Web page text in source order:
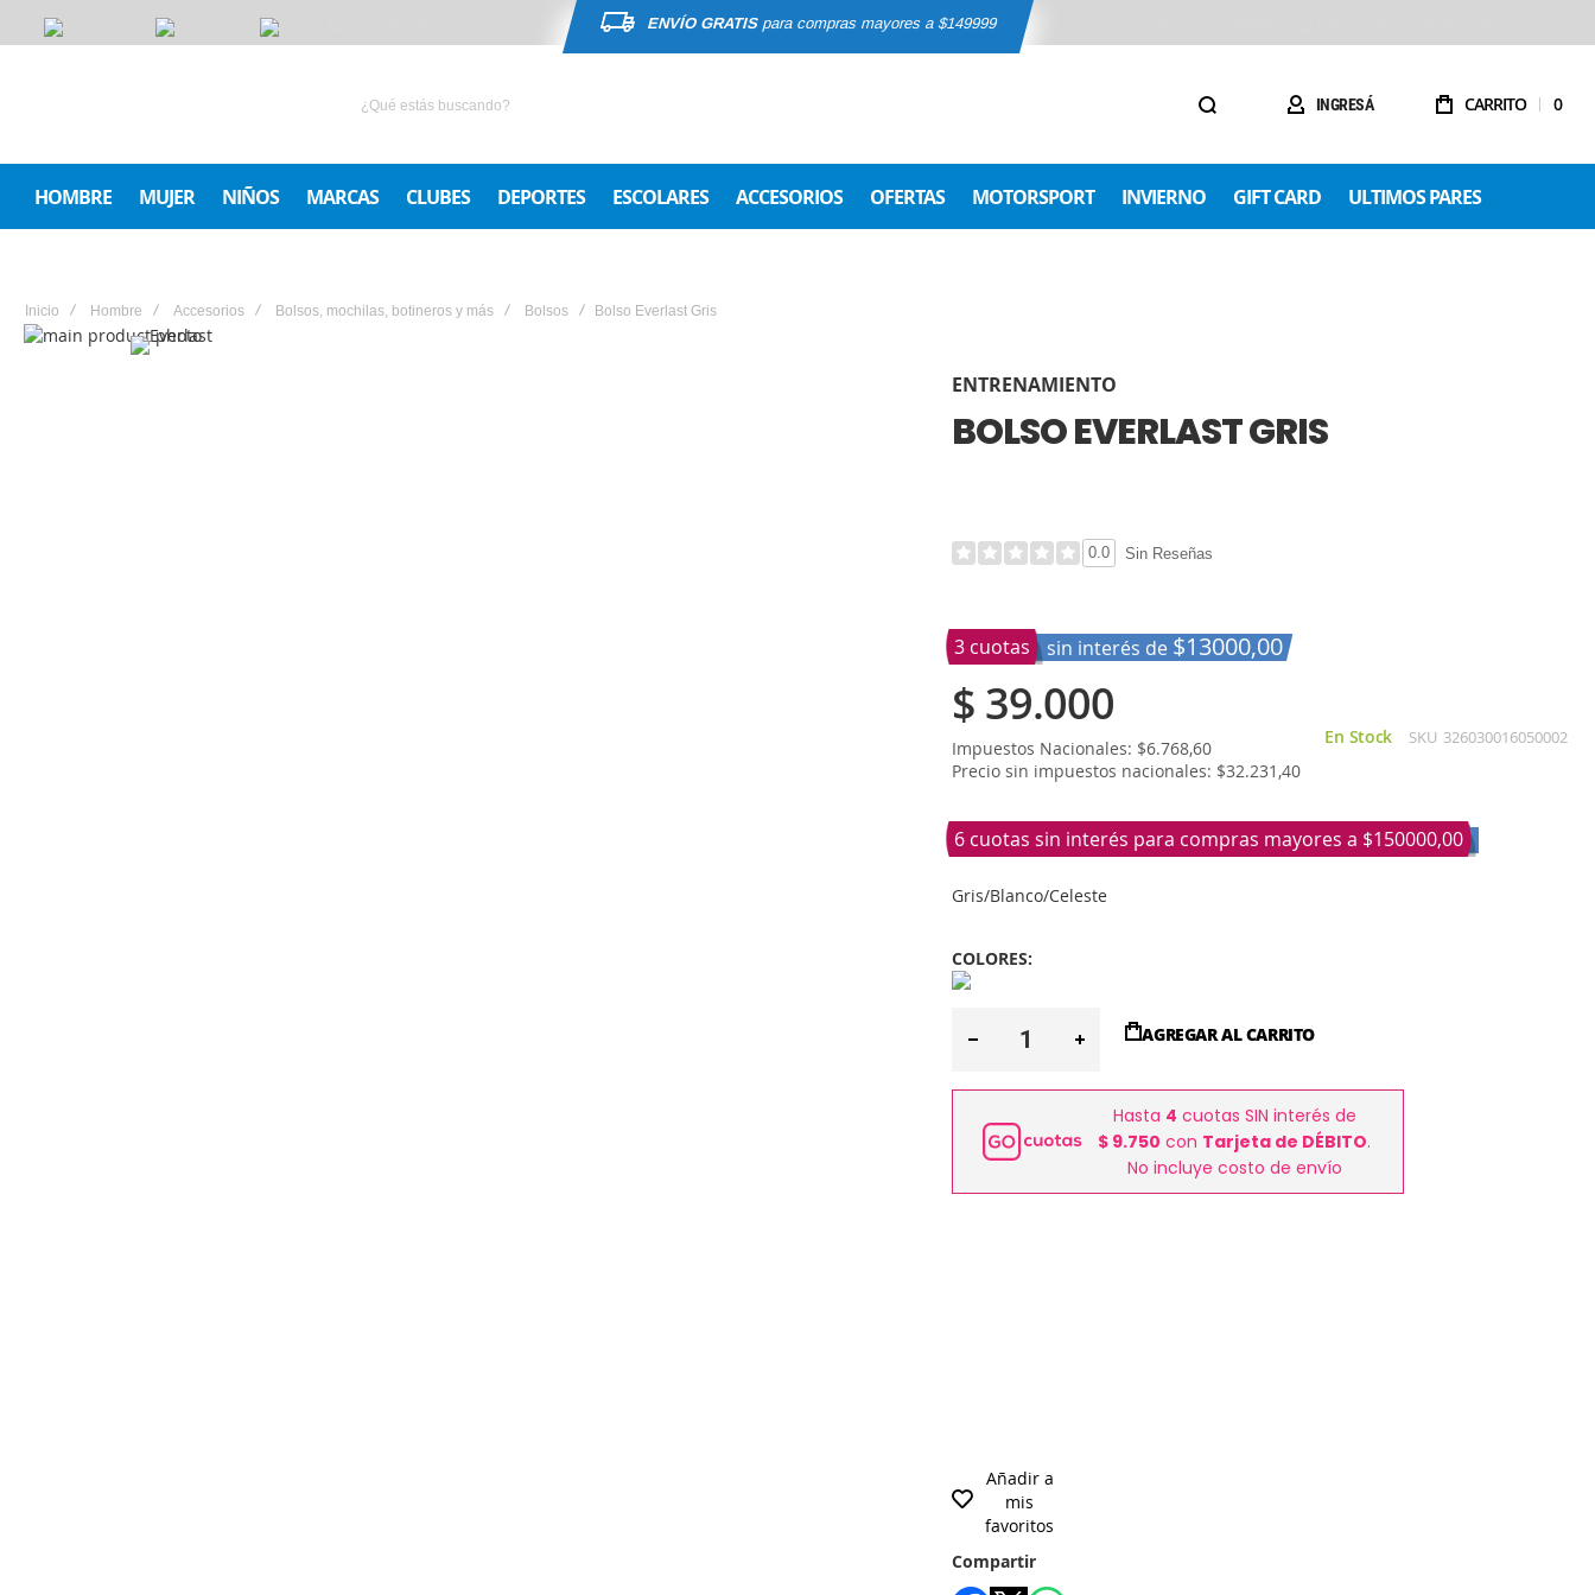
ENVÍO GRATISpara compras mayores a $149999
INGRESÁ CARRITO 0
HOMBRE MUJER NIÑOS MARCAS CLUBES DEPORTES ESCOLARES ACCESORIOS OFERTAS MOTORSPORT INVIERNO GIFT CARD ULTIMOS PARES
Inicio Hombre Accesorios Bolsos, mochilas, botineros y más Bolsos Bolso Everlast Gris
ENTRENAMIENTO
BOLSO EVERLAST GRIS
0.0 Sin Reseñas
3 cuotas sin interés de $13000,00
$ 39.000
Impuestos Nacionales: $6.768,60
Precio sin impuestos nacionales: $32.231,40
En Stock SKU 326030016050002
6 cuotas sin interés para compras mayores a $150000,00
Gris/Blanco/Celeste
COLORES:
AGREGAR AL CARRITO
Hasta 4 cuotas SIN interés de
$ 9.750 con Tarjeta de DÉBITO.
No incluye costo de envío
Añadir a
mis
favoritos
Compartir